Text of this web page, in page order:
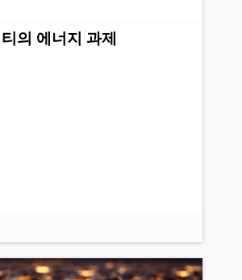
의 에너지 과제